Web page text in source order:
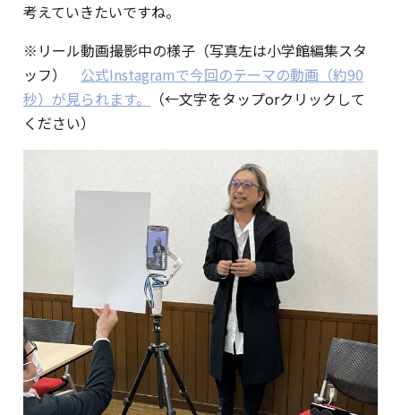
考えていきたいですね。
※リール動画撮影中の様子（写真左は小学館編集スタ
ッフ） 公式Instagramで今回のテーマの動画（約90
秒）が見られます。
（←文字をタップorクリックして
ください）